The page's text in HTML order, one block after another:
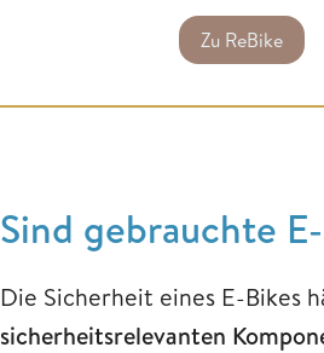
Zu ReBike
Sind gebrauchte
Die Sicherheit eines E-Bikes
sicherheitsrelevanten